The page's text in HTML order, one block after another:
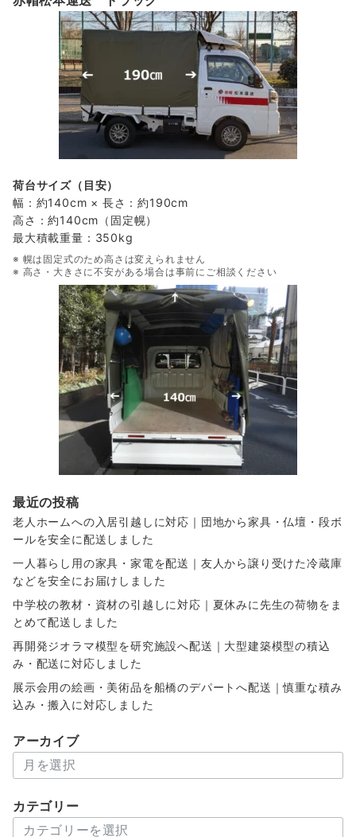
荷台サイズ（目安）
幅：約140cm × 長さ：約190cm
高さ：約140cm（固定幌）
最大積載重量：350kg
※ 幌は固定式のため高さは変えられません
※ 高さ・大きさに不安がある場合は事前にご相談ください
最近の投稿
老人ホームへの入居引越しに対応｜団地から家具・仏壇・段ボ
ールを安全に配送しました
一人暮らし用の家具・家電を配送｜友人から譲り受けた冷蔵庫
などを安全にお届けしました
中学校の教材・資材の引越しに対応｜夏休みに先生の荷物をま
とめて配送しました
再開発ジオラマ模型を研究施設へ配送｜大型建築模型の積込
み・配送に対応しました
展示会用の絵画・美術品を船橋のデパートへ配送｜慎重な積み
込み・搬入に対応しました
アーカイブ
ー
イ
カテゴリー